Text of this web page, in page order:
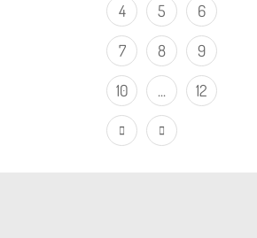
4 5 6
7 8 9
10 ... 12